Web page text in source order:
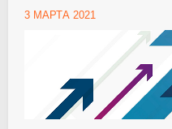
3 МАРТА 2021